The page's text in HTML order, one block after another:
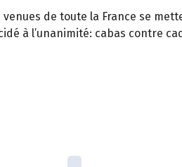
de toute la France se
à l’unanimité: cabas contre